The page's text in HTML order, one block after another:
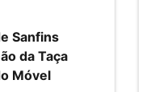
Sanfins
da Taça
Móvel